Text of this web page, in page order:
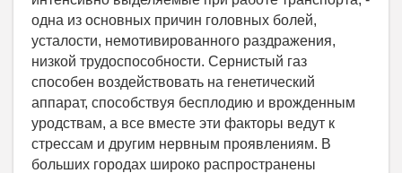
одна из основных причин головных болей,
усталости, немотивированного раздражения,
низкой трудоспособности. Сернистый газ
способен воздействовать на генетический
аппарат, способствуя бесплодию и врожденным
уродствам, а все вместе эти факторы ведут к
стрессам и другим нервным проявлениям. В
больших городах широко распространены